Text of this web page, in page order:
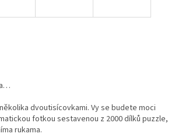
dvoutisícovkami. Vy se budete moci
fotkou sestavenou z 2000 dílků puzzle,
rukama.